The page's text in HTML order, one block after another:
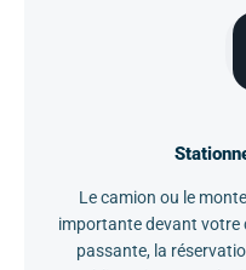
Le camion ou le
importante devant votre
passante, la